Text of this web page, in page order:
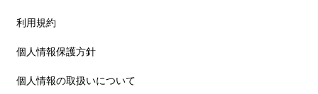
利用規約
個人情報保護方針
個人情報の取扱いについて